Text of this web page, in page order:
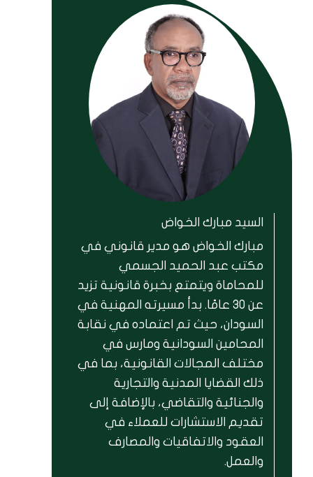
السيد مبارك الخواض
مبارك الخواض هو مدير قانوني في
مكتب عبد الحميد الجسمي
للمحاماة ويتمتع بخبرة قانونية تزيد
عن 30 عامًا. بدأ مسيرته المهنية في
السودان، حيث تم اعتماده في نقابة
المحامين السودانية ومارس في
مختلف المجالات القانونية، بما في
ذلك القضايا المدنية والتجارية
والجنائية والتقاضي، بالإضافة إلى
تقديم الاستشارات للعملاء في
العقود والاتفاقيات والمصارف
والعمل.